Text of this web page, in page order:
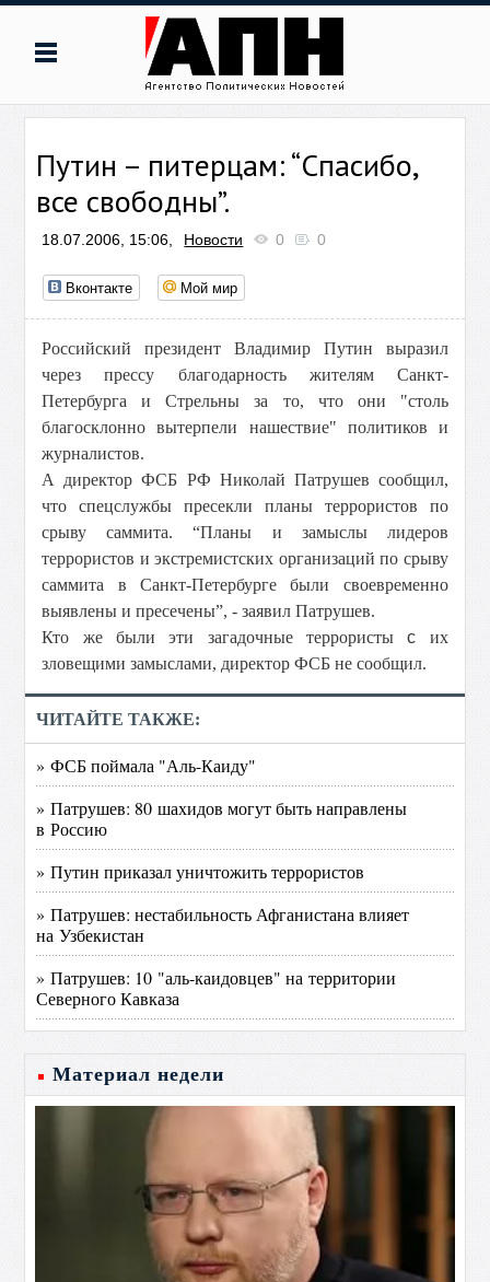
Путин – питерцам: “Спасибо,
все свободны”.
18.07.2006, 15:06, Новости 0 0
Вконтакте Мой мир
Российский президент Владимир Путин выразил
через прессу благодарность жителям Санкт-
Петербурга и Стрельны за то, что они "столь
благосклонно вытерпели нашествие" политиков и
журналистов.
А директор ФСБ РФ Николай Патрушев сообщил,
что спецслужбы пресекли планы террористов по
срыву саммита. “Планы и замыслы лидеров
террористов и экстремистских организаций по срыву
саммита в Санкт-Петербурге были своевременно
выявлены и пресечены”, - заявил Патрушев.
Кто же были эти загадочные террористыc их
зловещими замыслами, директор ФСБ не сообщил.
ЧИТАЙТЕ ТАКЖЕ:
» ФСБ поймала "Аль-Каиду"
» Патрушев: 80 шахидов могут быть направлены
в Россию
» Путин приказал уничтожить террористов
» Патрушев: нестабильность Афганистана влияет
на Узбекистан
» Патрушев: 10 "аль-каидовцев" на территории
Северного Кавказа
Материал недели